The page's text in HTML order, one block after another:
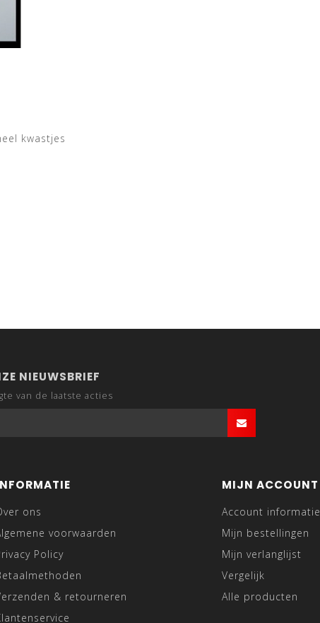
kwastjes
NIEUWSBRIEF
van de laatste acties
ons
voorwaarden
Policy
& retourneren
MIJN ACCOUNT
Account informatie
Mijn bestellingen
Mijn verlanglijst
Vergelijk
Alle producten